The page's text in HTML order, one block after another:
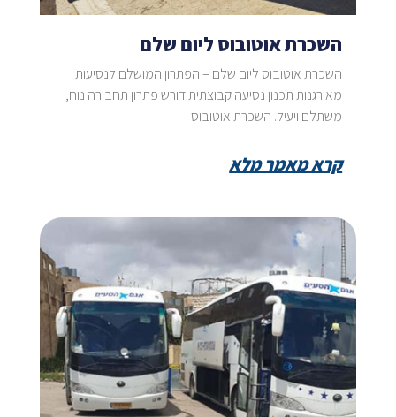
השכרת אוטובוס ליום שלם
השכרת אוטובוס ליום שלם – הפתרון המושלם לנסיעות
מאורגנות תכנון נסיעה קבוצתית דורש פתרון תחבורה נוח,
משתלם ויעיל. השכרת אוטובוס
קרא מאמר מלא